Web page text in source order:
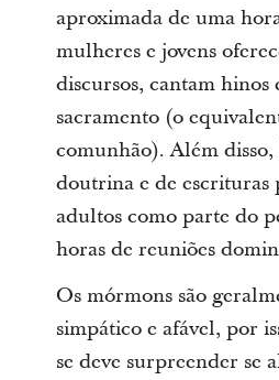
aproximada de uma
mulheres e jovens
discursos, cantam
sacramento (o
comunhão). Além disso,
doutrina e de escrituras
adultos como parte do
horas de reuniões
Os mórmons são
simpático e afável, por
se deve surpreender se